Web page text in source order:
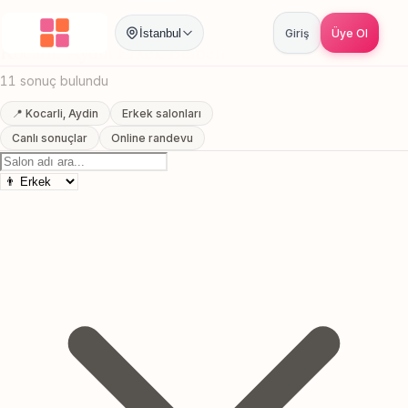
İstanbul Giriş Üye Ol
Anasayfa / Aydin Kocarli Erkek Berberi
Kocarli, Aydin Erkek Berberi
11 sonuç bulundu
📍 Kocarli, Aydin
Erkek salonları
Canlı sonuçlar
Online randevu